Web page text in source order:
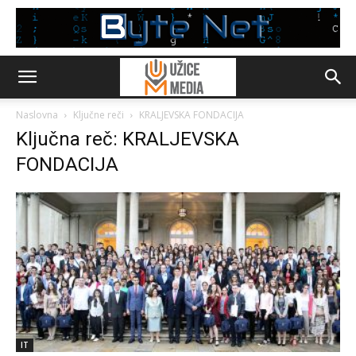
Naslovna Ključne reči KRALJEVSKA FONDACIJA
Ključna reč: KRALJEVSKA
FONDACIJA
IT